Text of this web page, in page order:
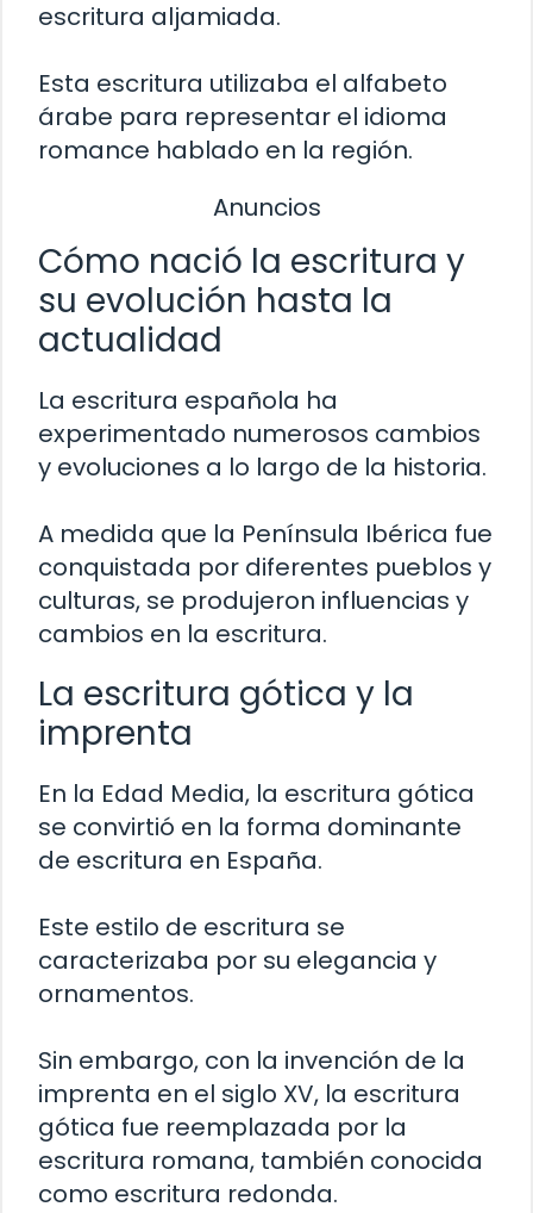
escritura aljamiada.
Esta escritura utilizaba el alfabeto
árabe para representar el idioma
romance hablado en la región.
Anuncios
Cómo nació la escritura y
su evolución hasta la
actualidad
La escritura española ha
experimentado numerosos cambios
y evoluciones a lo largo de la historia.
A medida que la Península Ibérica fue
conquistada por diferentes pueblos y
culturas, se produjeron influencias y
cambios en la escritura.
La escritura gótica y la
imprenta
En la Edad Media, la escritura gótica
se convirtió en la forma dominante
de escritura en España.
Este estilo de escritura se
caracterizaba por su elegancia y
ornamentos.
Sin embargo, con la invención de la
imprenta en el siglo XV, la escritura
gótica fue reemplazada por la
escritura romana, también conocida
como escritura redonda.